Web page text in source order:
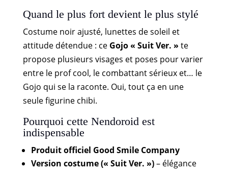
Quand le plus fort devient le plus stylé
Costume noir ajusté, lunettes de soleil et
attitude détendue : ce Gojo « Suit Ver. » te
propose plusieurs visages et poses pour varier
entre le prof cool, le combattant sérieux et… le
Gojo qui se la raconte. Oui, tout ça en une
seule figurine chibi.
Pourquoi cette Nendoroid est
indispensable
Produit officiel Good Smile Company
Version costume (« Suit Ver. »)– élégance